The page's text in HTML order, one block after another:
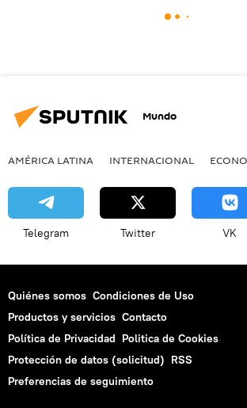
Mundo
AMÉRICA LATINA INTERNACIONAL
Telegram Twitter VK
Quiénes somos Condiciones de Uso
Productos y servicios Contacto
Política de Privacidad Politica de Cookies
Protección de datos (solicitud) RSS
Preferencias de seguimiento